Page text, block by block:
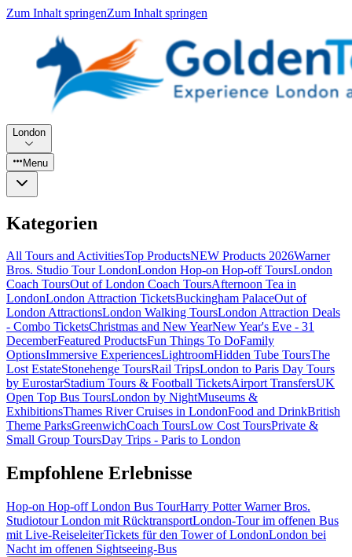
Zum Inhalt springenZum Inhalt springen
London
Menu
Kategorien
All Tours and ActivitiesTop ProductsNEW Products 2026Warner
Bros. Studio Tour LondonLondon Hop-on Hop-off ToursLondon
Coach ToursOut of London Coach ToursAfternoon Tea in
LondonLondon Attraction TicketsBuckingham PalaceOut of
London AttractionsLondon Walking ToursLondon Attraction Deals
- Combo TicketsChristmas and New YearNew Year's Eve - 31
DecemberFeatured ProductsFun Things To DoFamily
OptionsImmersive ExperiencesLightroomHidden Tube ToursThe
Lost EstateStonehenge ToursRail TripsLondon to Paris Day Tours
by EurostarStadium Tours & Football TicketsAirport TransfersUK
Open Top Bus ToursLondon by NightMuseums &
ExhibitionsThames River Cruises in LondonFood and DrinkBritish
Theme ParksGreenwichCoach ToursLow Cost ToursPrivate &
Small Group ToursDay Trips - Paris to London
Empfohlene Erlebnisse
Hop-on Hop-off London Bus TourHarry Potter Warner Bros.
Studiotour London mit RücktransportLondon-Tour im offenen Bus
mit Live-ReiseleiterTickets für den Tower of LondonLondon bei
Nacht im offenen Sightseeing-Bus